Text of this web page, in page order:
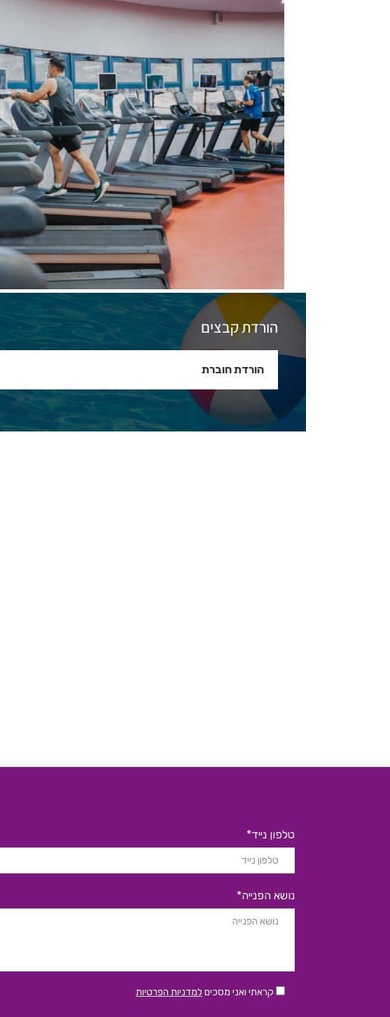
הורדת קבצים
הורדת חוברת
טלפון נייד*
נושא הפנייה*
קראתי ואני מסכים למדניות הפרטיות